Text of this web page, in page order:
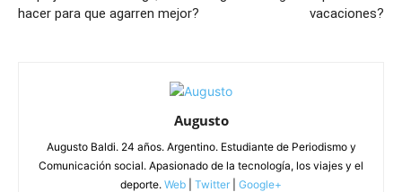
hacer para que agarren mejor?
vacaciones?
Augusto
Augusto Baldi. 24 años. Argentino. Estudiante de Periodismo y
Comunicación social. Apasionado de la tecnología, los viajes y el
deporte. Web Twitter Google+